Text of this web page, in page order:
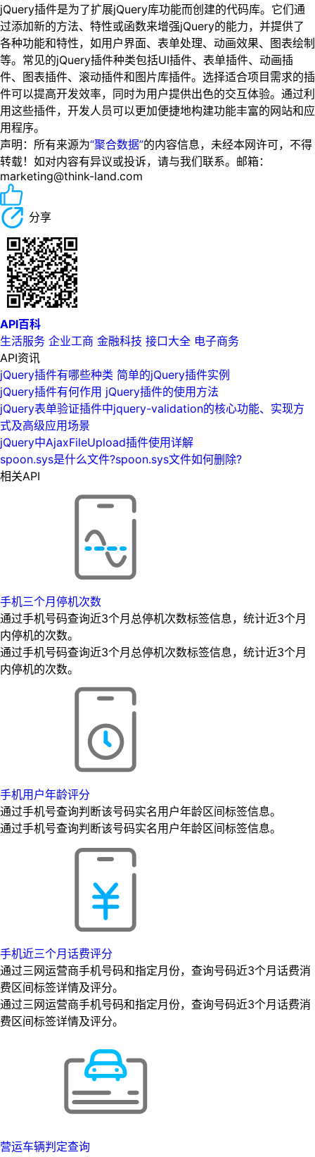
jQuery插件是为了扩展jQuery库功能而创建的代码库。它们通
过添加新的方法、特性或函数来增强jQuery的能力，并提供了
各种功能和特性，如用户界面、表单处理、动画效果、图表绘制
等。常见的jQuery插件种类包括UI插件、表单插件、动画插
件、图表插件、滚动插件和图片库插件。选择适合项目需求的插
件可以提高开发效率，同时为用户提供出色的交互体验。通过利
用这些插件，开发人员可以更加便捷地构建功能丰富的网站和应
用程序。
声明：所有来源为“聚合数据”的内容信息，未经本网许可，不得
转载！如对内容有异议或投诉，请与我们联系。邮箱：
marketing@think-land.com
分享
API百科
生活服务 企业工商 金融科技 接口大全 电子商务
API资讯
jQuery插件有哪些种类 简单的jQuery插件实例
jQuery插件有何作用 jQuery插件的使用方法
jQuery表单验证插件中jquery-validation的核心功能、实现方
式及高级应用场景
jQuery中AjaxFileUpload插件使用详解
spoon.sys是什么文件?spoon.sys文件如何删除?
相关API
手机三个月停机次数
通过手机号码查询近3个月总停机次数标签信息，统计近3个月
内停机的次数。
通过手机号码查询近3个月总停机次数标签信息，统计近3个月
内停机的次数。
手机用户年龄评分
通过手机号查询判断该号码实名用户年龄区间标签信息。
通过手机号查询判断该号码实名用户年龄区间标签信息。
手机近三个月话费评分
通过三网运营商手机号码和指定月份，查询号码近3个月话费消
费区间标签详情及评分。
通过三网运营商手机号码和指定月份，查询号码近3个月话费消
费区间标签详情及评分。
营运车辆判定查询